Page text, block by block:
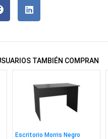
TAMBIÉN COMPRAN
Escritorio Morris Negro